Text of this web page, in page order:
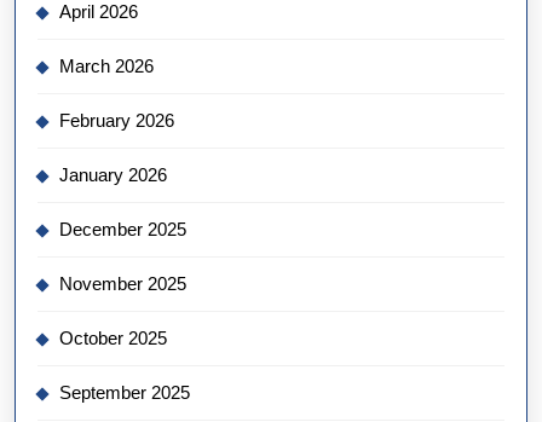
April 2026
March 2026
February 2026
January 2026
December 2025
November 2025
October 2025
September 2025